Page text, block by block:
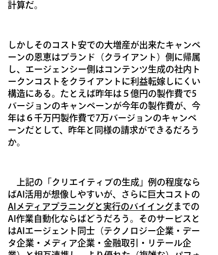
計算だ。
しかしそのコスト安での大増産が出来たキャンペ
ーンの恩恵はブランド（クライアント）側に帰属
し、エージェンシー側はコンテンツ生成の社内ト
ークンコストをクライアントに利益転嫁しにくい
構造にある。たとえば昨年は５億円の製作費で5
バージョンのキャンペーンが今年の製作費が、今
年は６千万円製作費で7万バージョンのキャンペ
ーンだとして、昨年と同様の請求ができるだろう
か。
上記の「クリエイティブの生成」例の程度なら
ばAI活用が想像しやすいが、さらに巨大コストの
AIメディアプラニングと実行のバイイングまでの
AI作業自動化ならばどうだろう。そのサービスと
はAIエージェント同士（テクノロジー企業・デー
タ企業・メディア企業・金融取引・リテール企